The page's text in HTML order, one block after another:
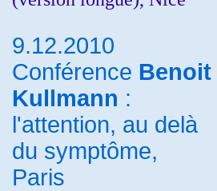
9.12.2010
Conférence Benoit
Kullmann :
l'attention, au delà
du symptôme,
Paris